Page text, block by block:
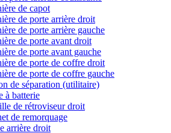
de capot
de porte arrière droit
de porte arrière gauche
de porte avant droit
de porte avant gauche
de porte de coffre droit
de porte de coffre gauche
de séparation (utilitaire)
à batterie
de rétroviseur droit
de remorquage
arrière droit